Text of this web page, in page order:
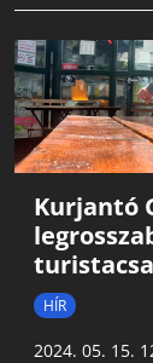
Kurjantó
HÍR
2024. 05. 15.